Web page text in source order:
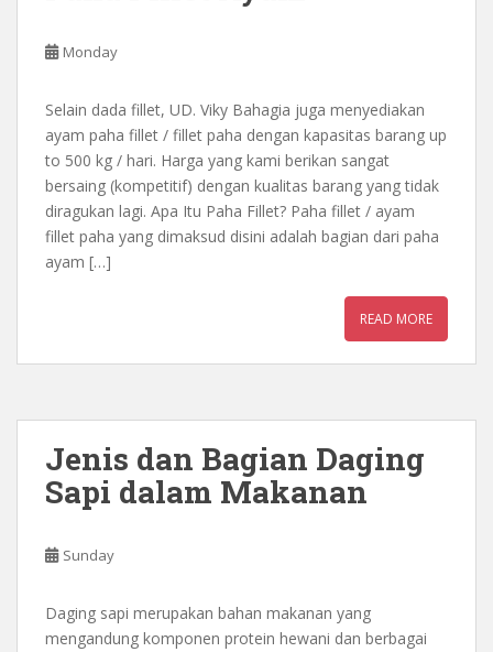
Monday
Selain dada fillet, UD. Viky Bahagia juga menyediakan
ayam paha fillet / fillet paha dengan kapasitas barang up
to 500 kg / hari. Harga yang kami berikan sangat
bersaing (kompetitif) dengan kualitas barang yang tidak
diragukan lagi. Apa Itu Paha Fillet? Paha fillet / ayam
fillet paha yang dimaksud disini adalah bagian dari paha
ayam […]
READ MORE
Jenis dan Bagian Daging
Sapi dalam Makanan
Sunday
Daging sapi merupakan bahan makanan yang
mengandung komponen protein hewani dan berbagai